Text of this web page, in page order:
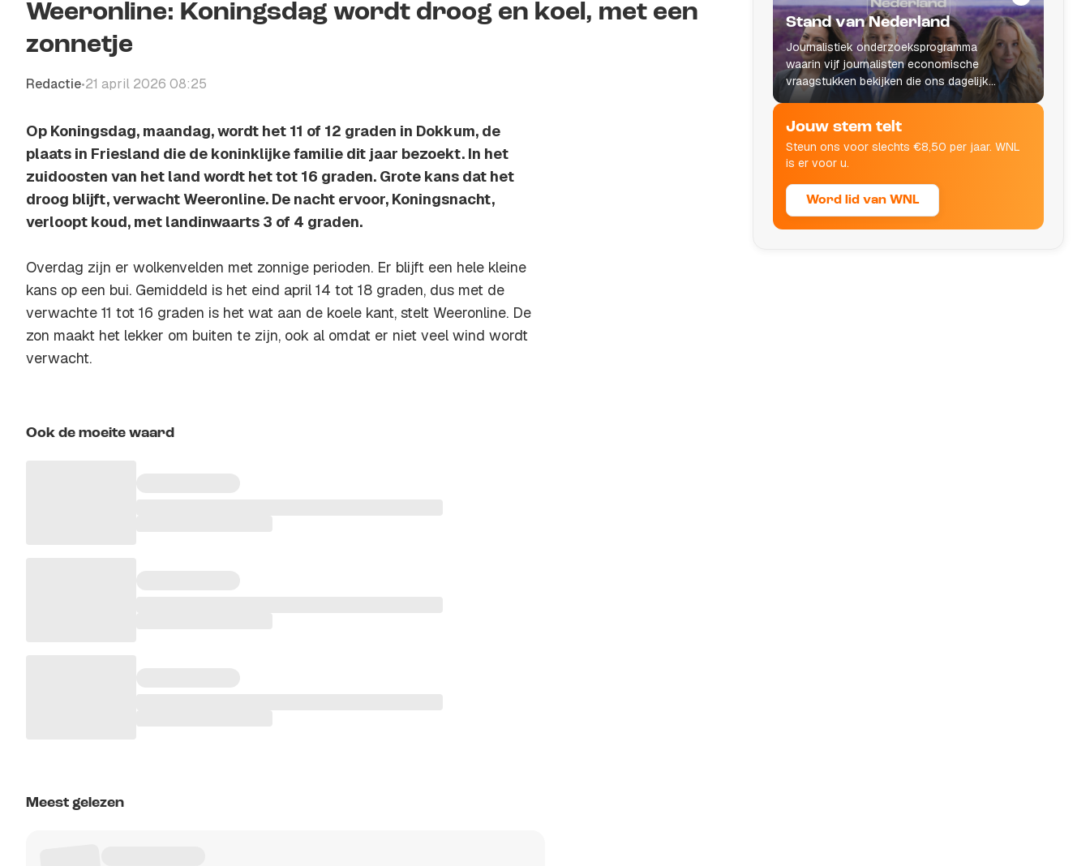
Weeronline: Koningsdag wordt droog en koel, met een
zonnetje
Redactie•21 april 2026 08:25
Op Koningsdag, maandag, wordt het 11 of 12 graden in Dokkum, de
plaats in Friesland die de koninklijke familie dit jaar bezoekt. In het
zuidoosten van het land wordt het tot 16 graden. Grote kans dat het
droog blijft, verwacht Weeronline. De nacht ervoor, Koningsnacht,
verloopt koud, met landinwaarts 3 of 4 graden.
Overdag zijn er wolkenvelden met zonnige perioden. Er blijft een hele kleine
kans op een bui. Gemiddeld is het eind april 14 tot 18 graden, dus met de
verwachte 11 tot 16 graden is het wat aan de koele kant, stelt Weeronline. De
zon maakt het lekker om buiten te zijn, ook al omdat er niet veel wind wordt
verwacht.
Ook de moeite waard
Meest gelezen
Stand van Nederland
Journalistiek onderzoeksprogramma
waarin vijf journalisten economische
vraagstukken bekijken die ons dagelijks
leven raken.
Jouw stem telt
Steun ons voor slechts €8,50 per jaar. WNL
is er voor u.
Word lid van WNL